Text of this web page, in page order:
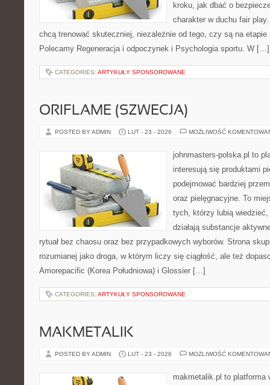
kroku, jak dbać o
charakter w duchu fair
chcą trenować skuteczniej, niezależnie od tego, czy są na etapie
Polecamy Regeneracja i odpoczynek i Psychologia sportu. W […]
CATEGORIES: ARTYKUŁY SPONSOROWANE
ORIFLAME (SZWECJA)
POSTED BY ADMIN LUT - 23 - 2026 MOŻLIWOŚĆ
johnmasters-polska.pl to
interesują się produktami
podejmować bardziej
oraz pielęgnacyjne. To
tych, którzy lubią wiedzieć,
działają substancje
rytuał bez chaosu oraz bez przypadkowych wyborów. Strona
rozumianej jako droga, w którym liczy się ciągłość, ale też
Amorepacific (Korea Południowa) i Glossier […]
CATEGORIES: ARTYKUŁY SPONSOROWANE
MAKMETALIK
POSTED BY ADMIN LUT - 23 - 2026 MOŻLIWOŚĆ
makmetalik.pl to platforma